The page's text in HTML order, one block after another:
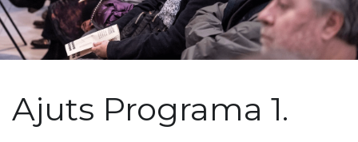
Ajuts Programa 1.